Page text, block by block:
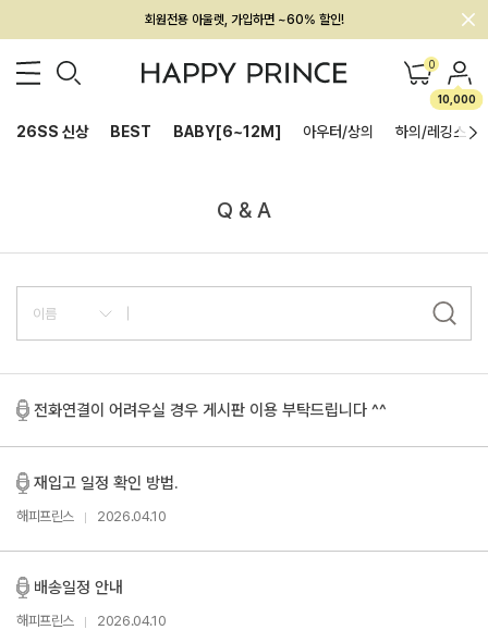
회원전용 아울렛, 가입하면 ~60% 할인!
멤버십 최대 28,000원 혜택 0
10,000
26SS 신상 BEST BABY[6~12M] 아우터/상의 하의/레깅스
Q & A
전화연결이 어려우실 경우 게시판 이용 부탁드립니다 ^^
재입고 일정 확인 방법.
해피프린스 2026.04.10
배송일정 안내
해피프린스 2026.04.10